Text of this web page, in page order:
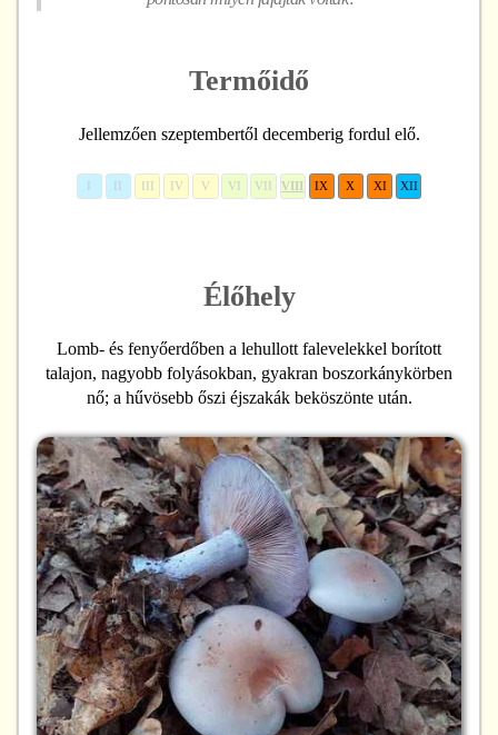
Termőidő
Jellemzően szeptembertől decemberig fordul elő.
I II III IV V VI VII VIII IX X XI XII
Élőhely
Lomb- és fenyőerdőben a lehullott falevelekkel borított
talajon, nagyobb folyásokban, gyakran boszorkánykörben
nő; a hűvösebb őszi éjszakák beköszönte után.